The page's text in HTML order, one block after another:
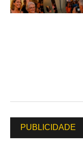
PUBLICIDADE